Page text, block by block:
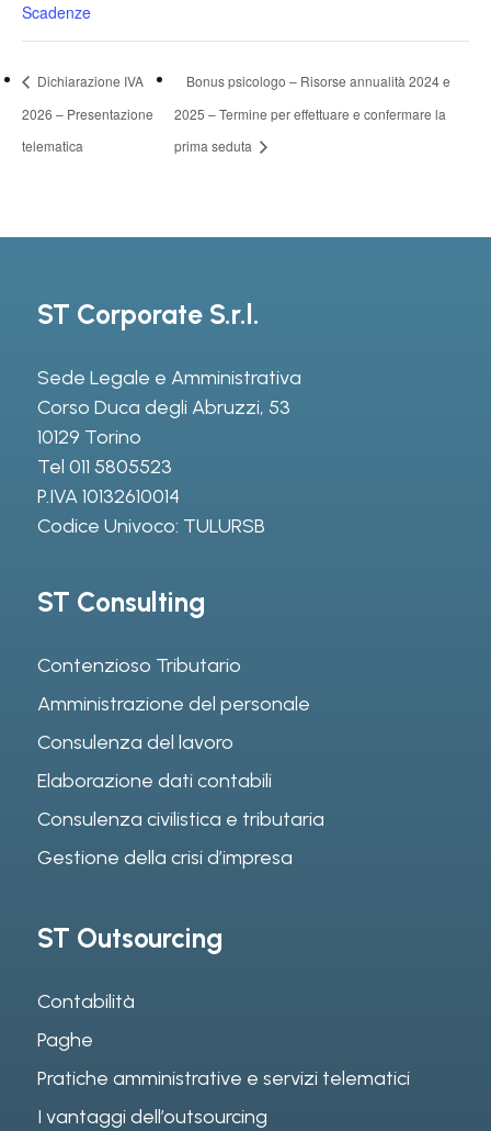
Scadenze
Dichiarazione IVA
2026 – Presentazione
telematica
Bonus psicologo – Risorse annualità 2024 e
2025 – Termine per effettuare e confermare la
prima seduta
ST Corporate S.r.l.
Sede Legale e Amministrativa
Corso Duca degli Abruzzi, 53
10129 Torino
Tel 011 5805523
P.IVA 10132610014
Codice Univoco: TULURSB
ST Consulting
Contenzioso Tributario
Amministrazione del personale
Consulenza del lavoro
Elaborazione dati contabili
Consulenza civilistica e tributaria
Gestione della crisi d’impresa
ST Outsourcing
Contabilità
Paghe
Pratiche amministrative e servizi telematici
I vantaggi dell’outsourcing